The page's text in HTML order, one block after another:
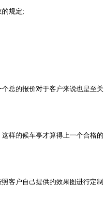
规定;
总的报价对于客户来说也是至关
样的候车亭才算得上一个合格的
客户自己提供的效果图进行定制